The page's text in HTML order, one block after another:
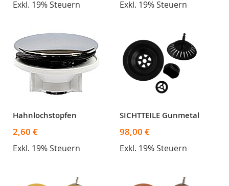
Exkl. 19% Steuern Exkl. 19% Steuern
Hahnlochstopfen
2,60 €
Exkl. 19% Steuern
SICHTTEILE Gunmetal
98,00 €
Exkl. 19% Steuern